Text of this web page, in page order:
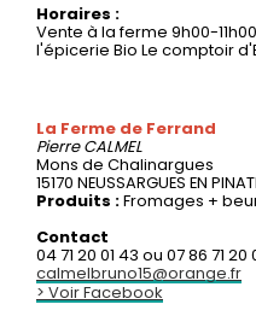
Horaires :
Vente à la ferme 9h00-
l'épicerie Bio Le comptoir
La Ferme de Ferrand
PierreCALMEL
Mons de Chalinargues
15170 NEUSSARGUES EN
Produits :Fromages +
Contact
04 71 20 01 43 ou 07 86 71 20
calmelbruno15@orange.fr
> Voir Facebook